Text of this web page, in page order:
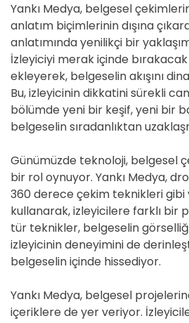
Yankı Medya, belgesel
anlatım biçimlerinin dışına
anlatımında yenilikçi bir
İzleyiciyi merak içinde
ekleyerek, belgeselin akışını
Bu, izleyicinin dikkatini sürekli
bölümde yeni bir keşif, yeni bir
belgeselin sıradanlıktan
Günümüzde teknoloji, belgesel
bir rol oynuyor. Yankı Medya,
360 derece çekim teknikleri gibi
kullanarak, izleyicilere farklı bir
tür teknikler, belgeselin
izleyicinin deneyimini de
belgeselin içinde hissediyor.
Yankı Medya, belgesel
içeriklere de yer veriyor.